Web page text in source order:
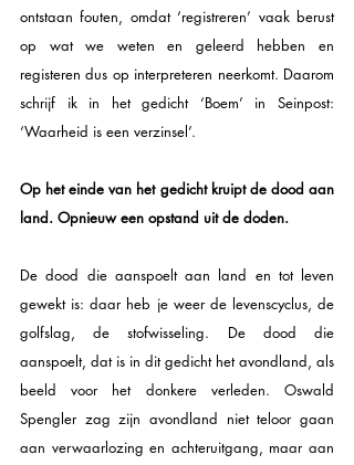
ontstaan fouten, omdat ‘registreren’ vaak berust
op wat we weten en geleerd hebben en
registeren dus op interpreteren neerkomt. Daarom
schrijf ik in het gedicht ‘Boem’ in Seinpost:
‘Waarheid is een verzinsel’.
Op het einde van het gedicht kruipt de dood aan
land. Opnieuw een opstand uit de doden.
De dood die aanspoelt aan land en tot leven
gewekt is: daar heb je weer de levenscyclus, de
golfslag, de stofwisseling. De dood die
aanspoelt, dat is in dit gedicht het avondland, als
beeld voor het donkere verleden. Oswald
Spengler zag zijn avondland niet teloor gaan
aan verwaarlozing en achteruitgang, maar aan